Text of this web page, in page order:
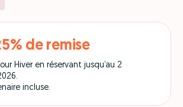
de remise
Hiver en réservant jusqu’au 2
incluse.